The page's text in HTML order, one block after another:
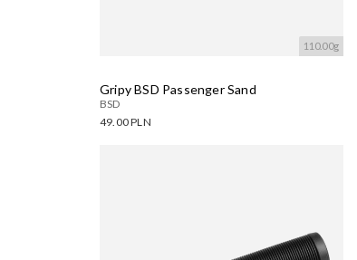
110.00g
Gripy BSD Passenger Sand
BSD
49.00 PLN